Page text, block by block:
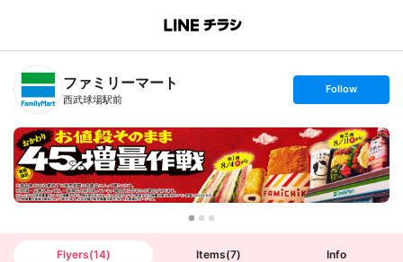
B
n
T
ファミリーマート
西武球場駅前
s
t
o
l
l
o
w
Follow
Flyers(14) Items(7) Info